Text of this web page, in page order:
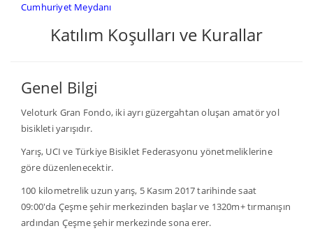
Cumhuriyet Meydanı
Katılım Koşulları ve Kurallar
Genel Bilgi
Veloturk Gran Fondo, iki ayrı güzergahtan oluşan amatör yol
bisikleti yarışıdır.
Yarış, UCI ve Türkiye Bisiklet Federasyonu yönetmeliklerine
göre düzenlenecektir.
100 kilometrelik uzun yarış, 5 Kasım 2017 tarihinde saat
09:00'da Çeşme şehir merkezinden başlar ve 1320m+ tırmanışın
ardından Çeşme şehir merkezinde sona erer.